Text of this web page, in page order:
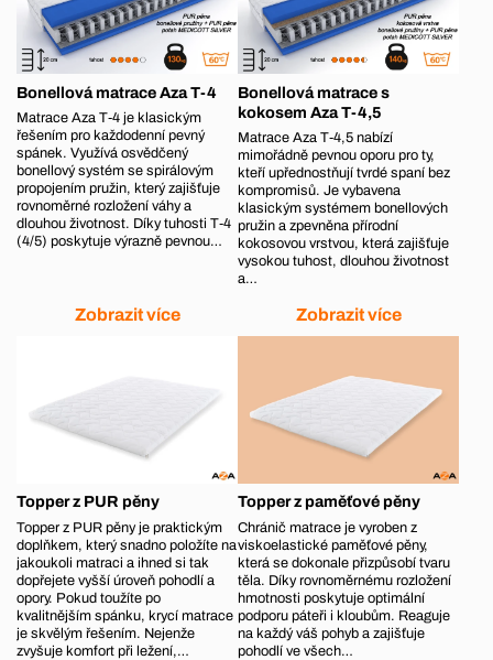
Bonellová matrace Aza T-4
Matrace Aza T‑4 je klasickým
řešením pro každodenní pevný
spánek. Využívá osvědčený
bonellový systém se spirálovým
propojením pružin, který zajišťuje
rovnoměrné rozložení váhy a
dlouhou životnost. Díky tuhosti T‑4
(4/5) poskytuje výrazně pevnou…
Zobrazit více
Bonellová matrace s
kokosem Aza T-4,5
Matrace Aza T‑4,5 nabízí
mimořádně pevnou oporu pro ty,
kteří upřednostňují tvrdé spaní bez
kompromisů. Je vybavena
klasickým systémem bonellových
pružin a zpevněna přírodní
kokosovou vrstvou, která zajišťuje
vysokou tuhost, dlouhou životnost
a…
Zobrazit více
Topper z PUR pěny
Topper z PUR pěny je praktickým
doplňkem, který snadno položíte na
jakoukoli matraci a ihned si tak
dopřejete vyšší úroveň pohodlí a
opory. Pokud toužíte po
kvalitnějším spánku, krycí matrace
je skvělým řešením. Nejenže
zvyšuje komfort při ležení,…
Topper z paměťové pěny
Chránič matrace je vyroben z
viskoelastické paměťové pěny,
která se dokonale přizpůsobí tvaru
těla. Díky rovnoměrnému rozložení
hmotnosti poskytuje optimální
podporu páteři i kloubům. Reaguje
na každý váš pohyb a zajišťuje
pohodlí ve všech…